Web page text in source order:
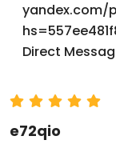
yandex.com/
Direct
e72qio